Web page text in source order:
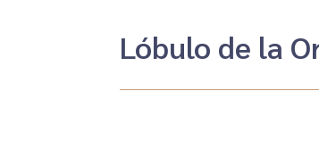
Lóbulo de la